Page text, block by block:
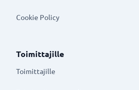
Cookie Policy
Toimittajille
Toimittajille